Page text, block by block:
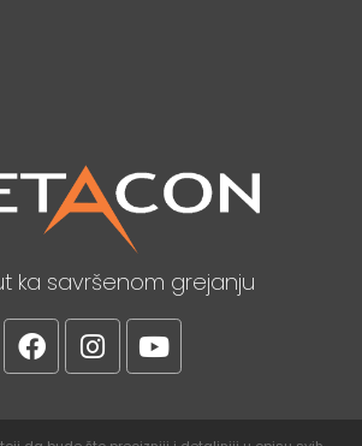
ka savršenom grejanju